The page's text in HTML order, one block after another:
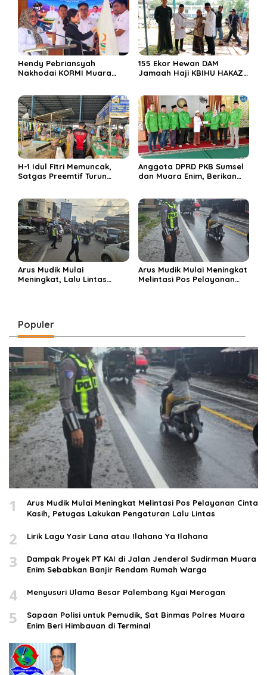
Hendy Pebriansyah
Nakhodai KORMI Muara
155 Ekor Hewan DAM
Jamaah Haji KBIHU HAKAZA
H-1 Idul Fitri Memuncak,
Satgas Preemtif Turun
Anggota DPRD PKB Sumsel
dan Muara Enim, Berikan
Arus Mudik Mulai
Meningkat, Lalu Lintas
Arus Mudik Mulai Meningkat
Melintasi Pos Pelayanan
Populer
1
Arus Mudik Mulai Meningkat Melintasi Pos Pelayanan Cinta
Kasih, Petugas Lakukan Pengaturan Lalu Lintas
2 Lirik Lagu Yasir Lana atau Ilahana Ya Ilahana
3
Dampak Proyek PT KAI di Jalan Jenderal Sudirman Muara
Enim Sebabkan Banjir Rendam Rumah Warga
4 Menyusuri Ulama Besar Palembang Kyai Merogan
5
Sapaan Polisi untuk Pemudik, Sat Binmas Polres Muara
Enim Beri Himbauan di Terminal